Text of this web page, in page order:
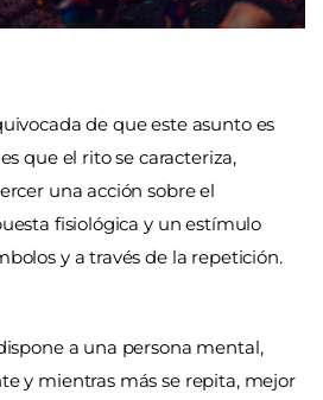
de que este asunto es
que el rito se caracteriza,
una acción sobre el
fisiológica y un estímulo
y a través de la repetición.
a una persona mental,
y mientras más se repita, mejor